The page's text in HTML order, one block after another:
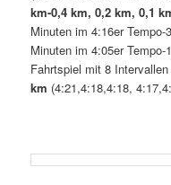
km-0,4 km, 0,2 km, 0,1
Minuten im 4:16er
Minuten im 4:05er
Fahrtspiel mit 8
km (4:21,4:18,4:18,